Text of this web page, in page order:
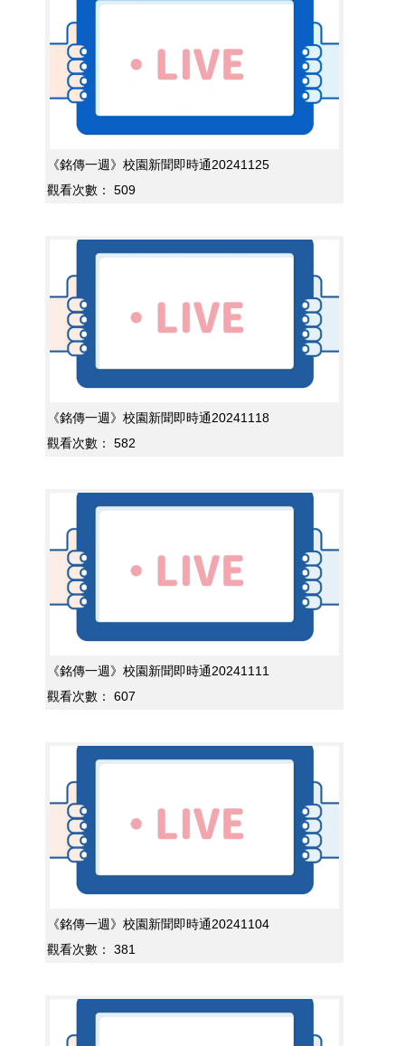
《銘傳一週》校園新聞即時通20241125
觀看次數：
509
《銘傳一週》校園新聞即時通20241118
觀看次數：
582
《銘傳一週》校園新聞即時通20241111
觀看次數：
607
《銘傳一週》校園新聞即時通20241104
觀看次數：
381